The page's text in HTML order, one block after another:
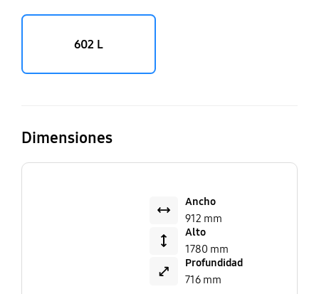
602 L
Dimensiones
Ancho
912 mm
Alto
1780 mm
Profundidad
716 mm